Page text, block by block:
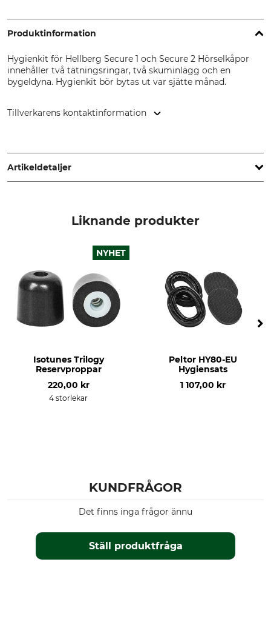
Produktinformation
Hygienkit för Hellberg Secure 1 och Secure 2 Hörselkåpor
innehåller två tätningsringar, två skuminlägg och en
bygeldyna. Hygienkit bör bytas ut var sjätte månad.
Tillverkarens kontaktinformation
Göteborg, Sweden, www.hultaforsgroup.com
Artikeldetaljer
Liknande produkter
NYHET
Isotunes Trilogy
Reservproppar
220,00 kr
4 storlekar
Peltor HY80-EU
Hygiensats
1 107,00 kr
KUNDFRÅGOR
Ställ produktfråga
Det finns inga frågor ännu